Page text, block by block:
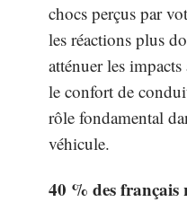
chocs perçus par
les réactions plus
atténuer les
le confort de
rôle fondamental
véhicule.
40 % des français